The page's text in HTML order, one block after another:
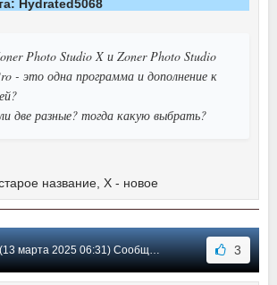
Hydrated5068
Photo Studio X и Zoner Photo Studio
- это одна программа и дополнение к
две разные? тогда какую выбрать?
название, X - новое
марта 2025 06:31) Сообщение #19 3